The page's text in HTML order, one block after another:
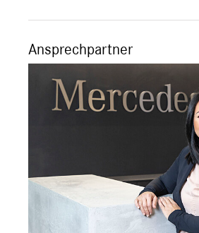
Ansprechpartner